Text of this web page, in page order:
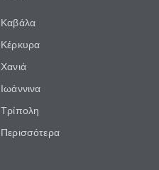
Καβάλα
Κέρκυρα
Χανιά
Ιωάννινα
Τρίπολη
Περισσότερα